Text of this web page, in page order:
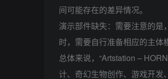
间可能存在的差异情况。
演示部件缺失：需要注意的
时，需要自行准备相应的主体
总体来说，“Artstation –
计、奇幻生物创作、游戏开发